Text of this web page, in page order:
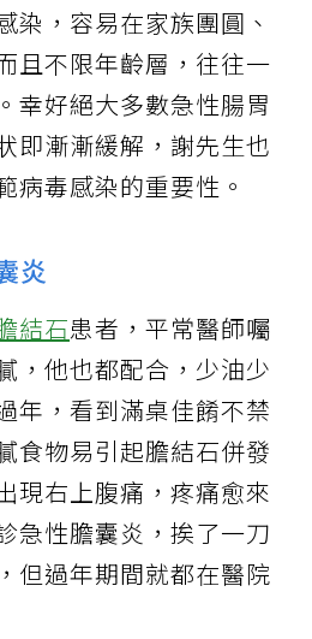
染，容易在家族團圓、
且不限年齡層，往往一
幸好絕大多數急性腸胃
即漸漸緩解，謝先生也
病毒感染的重要性。
炎
結石患者，平常醫師囑
，他也都配合，少油少
年，看到滿桌佳餚不禁
食物易引起膽結石併發
現右上腹痛，疼痛愈來
急性膽囊炎，挨了一刀
但過年期間就都在醫院